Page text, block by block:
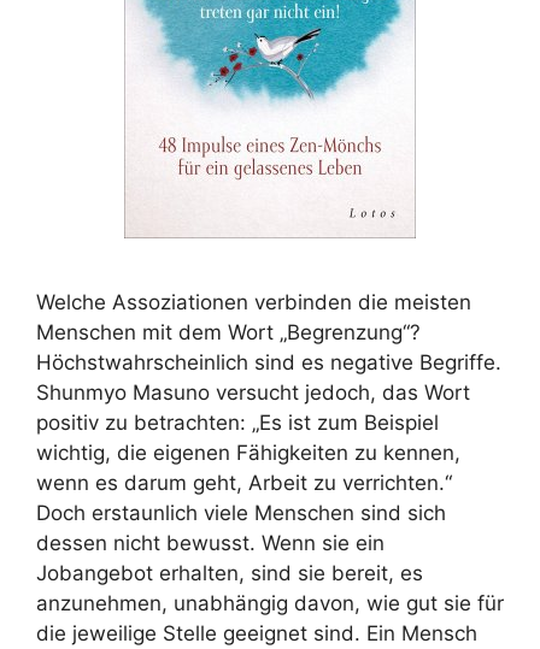
Welche Assoziationen verbinden die meisten
Menschen mit dem Wort „Begrenzung“?
Höchstwahrscheinlich sind es negative Begriffe.
Shunmyo Masuno versucht jedoch, das Wort
positiv zu betrachten: „Es ist zum Beispiel
wichtig, die eigenen Fähigkeiten zu kennen,
wenn es darum geht, Arbeit zu verrichten.“
Doch erstaunlich viele Menschen sind sich
dessen nicht bewusst. Wenn sie ein
Jobangebot erhalten, sind sie bereit, es
anzunehmen, unabhängig davon, wie gut sie für
die jeweilige Stelle geeignet sind. Ein Mensch